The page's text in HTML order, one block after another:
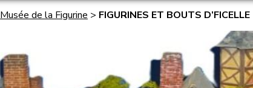
Musée de la Figurine > FIGURINES ET BOUTS D’FICELLE